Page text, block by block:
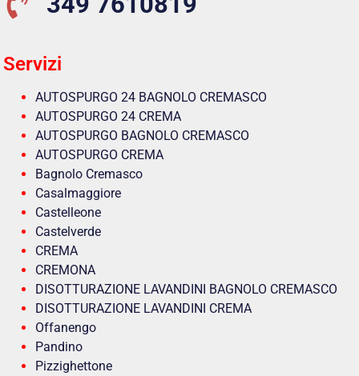
Servizi
AUTOSPURGO 24 BAGNOLO CREMASCO
AUTOSPURGO 24 CREMA
AUTOSPURGO BAGNOLO CREMASCO
AUTOSPURGO CREMA
Bagnolo Cremasco
Casalmaggiore
Castelleone
Castelverde
CREMA
CREMONA
DISOTTURAZIONE LAVANDINI BAGNOLO CREMASCO
DISOTTURAZIONE LAVANDINI CREMA
Offanengo
Pandino
Pizzighettone